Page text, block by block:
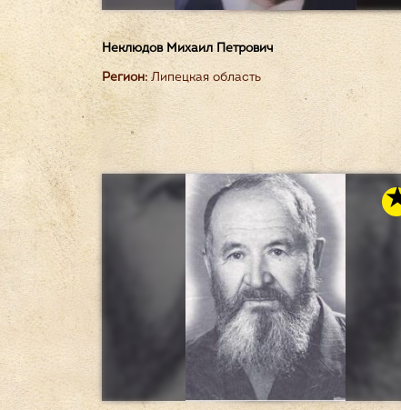
Неклюдов Михаил Петрович
Регион:Липецкая область